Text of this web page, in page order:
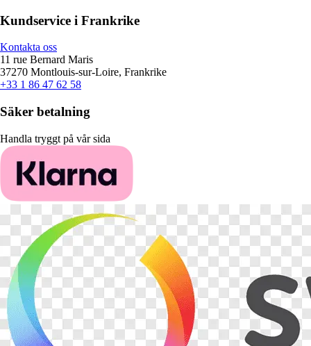
Kundservice i Frankrike
Kontakta oss
11 rue Bernard Maris
37270 Montlouis-sur-Loire, Frankrike
+33 1 86 47 62 58
Säker betalning
Handla tryggt på vår sida